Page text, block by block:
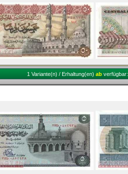
1 Variante(n) / Erhaltung(en) ab verfügbar: